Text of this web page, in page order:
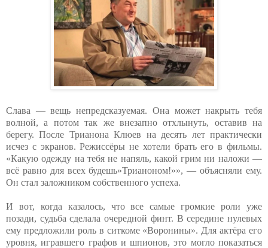
Слава — вещь непредсказуемая. Она может накрыть тебя
волной, а потом так же внезапно отхлынуть, оставив на
берегу. После Трианона Клюев на десять лет практически
исчез с экранов. Режиссёры не хотели брать его в фильмы.
«Какую одежду на тебя не напяль, какой грим ни наложи —
всё равно для всех будешь»Трианоном!»», — объясняли ему.
Он стал заложником собственного успеха.
И вот, когда казалось, что все самые громкие роли уже
позади, судьба сделала очередной финт. В середине нулевых
ему предложили роль в ситкоме «Воронины». Для актёра его
уровня, игравшего графов и шпионов, это могло показаться